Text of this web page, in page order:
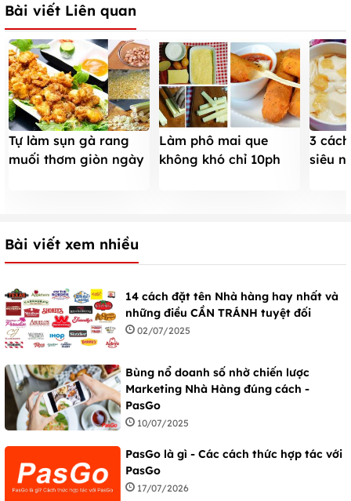
Bài viết Liên quan
Tự làm sụn gà rang
muối thơm giòn ngày
Làm phô mai que
không khó chỉ 10ph
3
siêu
Bài viết xem nhiều
14 cách đặt tên Nhà hàng hay nhất và
những điều CẦN TRÁNH tuyệt đối
02/07/2025
Bùng nổ doanh số nhờ chiến lược
Marketing Nhà Hàng đúng cách -
PasGo
10/07/2025
PasGo là gì - Các cách thức hợp tác với
PasGo
17/07/2026